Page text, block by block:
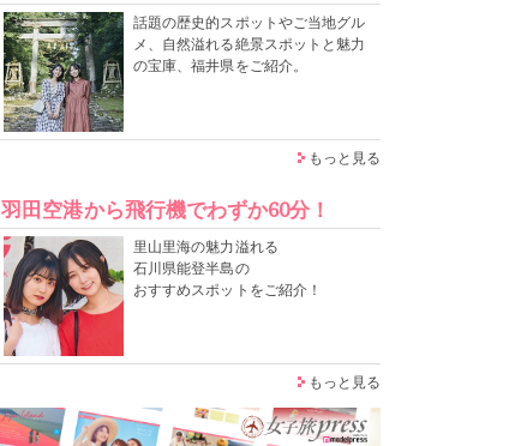
話題の歴史的スポットやご当地グル
メ、自然溢れる絶景スポットと魅力
の宝庫、福井県をご紹介。
もっと見る
羽田空港から飛行機でわずか60分！
里山里海の魅力溢れる
石川県能登半島の
おすすめスポットをご紹介！
もっと見る